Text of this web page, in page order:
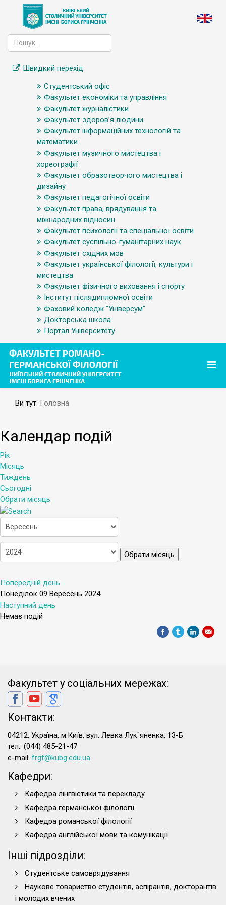
Швидкий перехід
Студентський офіс
Факультет економіки та управління
Факультет журналістики
Факультет здоров’я людини
Факультет інформаційних технологій та
математики
Факультет музичного мистецтва і
хореографії
Факультет образотворчого мистецтва і
дизайну
Факультет педагогічної освіти
Факультет права, врядування та
міжнародних відносин
Факультет психології та спеціальної освіти
Факультет суспільно-гуманітарних наук
Факультет східних мов
Факультет української філології, культури і
мистецтва
Факультет фізичного виховання і спорту
Інститут післядипломної освіти
Фаховий коледж "Універсум"
Докторська школа
Портал Університету
Ви тут: Головна
Календар подій
Рік
Місяць
Тиждень
Сьогодні
Обрати місяць
Обрати місяць
Попередній день
Понеділок 09 Вересень 2024
Наступний день
Немає подій
Факультет у соціальних мережах:
Контакти:
04212, Україна, м.Київ, вул. Левка Лук`яненка, 13-Б
тел.: (044) 485-21-47
e-mail: frgf@kubg.edu.ua
Кафедри:
Кафедра лінгвістики та перекладу
Кафедра германської філології
Кафедра романської філології
Кафедра англійської мови та комунікації
Інші підрозділи:
Студентське самоврядування
Наукове товариство студентів, аспірантів, докторантів
і молодих вчених